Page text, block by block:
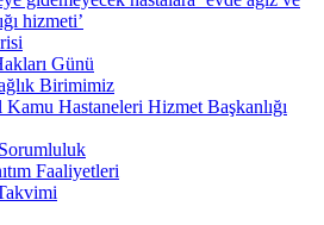
hizmeti’
Günü
Birimimiz
Kamu Hastaneleri Hizmet Başkanlığı
Faaliyetleri